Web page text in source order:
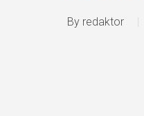
By redaktor